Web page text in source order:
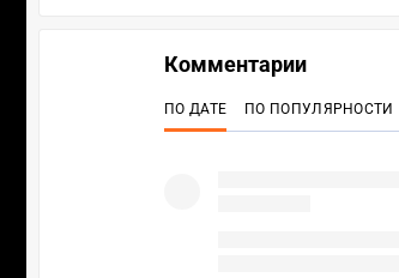
Комментарии
ПО ДАТЕ ПО ПОПУЛЯРНОСТИ